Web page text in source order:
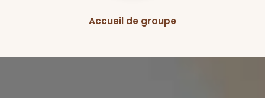
Accueil de groupe